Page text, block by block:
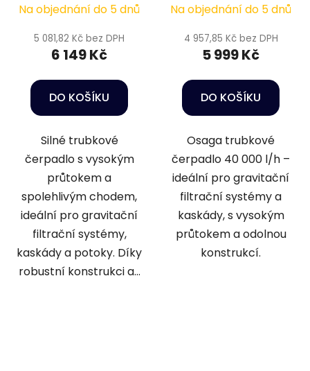
Na objednání do 5 dnů
5 081,82 Kč bez DPH
6 149 Kč
DO KOŠÍKU
Silné trubkové
čerpadlo s vysokým
průtokem a
spolehlivým chodem,
ideální pro gravitační
filtrační systémy,
kaskády a potoky. Díky
robustní konstrukci a...
Na objednání do 5 dnů
4 957,85 Kč bez DPH
5 999 Kč
DO KOŠÍKU
Osaga trubkové
čerpadlo 40 000 l/h –
ideální pro gravitační
filtrační systémy a
kaskády, s vysokým
průtokem a odolnou
konstrukcí.